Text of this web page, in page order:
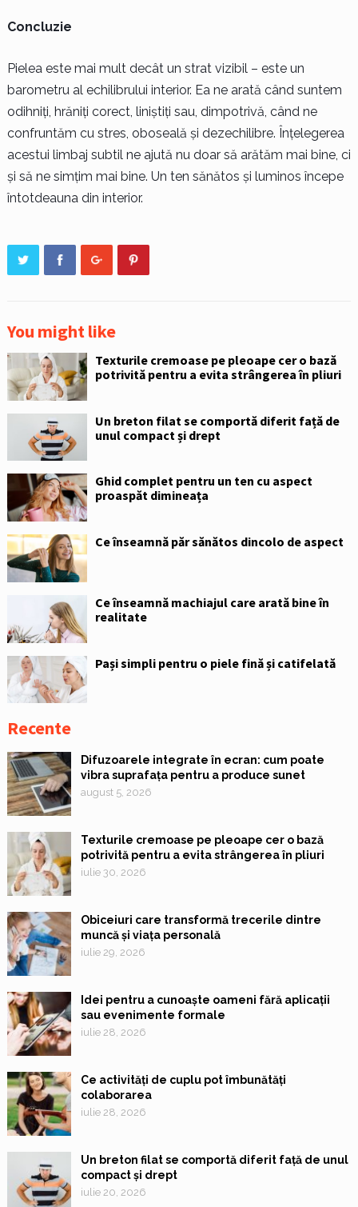
Concluzie
Pielea este mai mult decât un strat vizibil – este un
barometru al echilibrului interior. Ea ne arată când suntem
odihniți, hrăniți corect, liniștiți sau, dimpotrivă, când ne
confruntăm cu stres, oboseală și dezechilibre. Înțelegerea
acestui limbaj subtil ne ajută nu doar să arătăm mai bine, ci
și să ne simțim mai bine. Un ten sănătos și luminos începe
întotdeauna din interior.
You might like
Texturile cremoase pe pleoape cer o bază
potrivită pentru a evita strângerea în pliuri
Un breton filat se comportă diferit față de
unul compact și drept
Ghid complet pentru un ten cu aspect
proaspăt dimineața
Ce înseamnă păr sănătos dincolo de aspect
Ce înseamnă machiajul care arată bine în
realitate
Pași simpli pentru o piele fină și catifelată
Recente
Difuzoarele integrate în ecran: cum poate
vibra suprafața pentru a produce sunet
august 5, 2026
Texturile cremoase pe pleoape cer o bază
potrivită pentru a evita strângerea în pliuri
iulie 30, 2026
Obiceiuri care transformă trecerile dintre
muncă și viața personală
iulie 29, 2026
Idei pentru a cunoaște oameni fără aplicații
sau evenimente formale
iulie 28, 2026
Ce activități de cuplu pot îmbunătăți
colaborarea
iulie 28, 2026
Un breton filat se comportă diferit față de unul
compact și drept
iulie 20, 2026